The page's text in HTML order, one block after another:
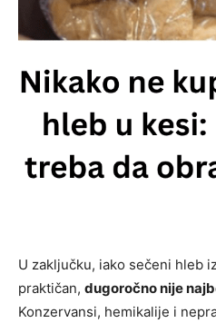
U zaključku, iako sečeni hleb
praktičan, dugoročno nije
Konzervansi, hemikalije i